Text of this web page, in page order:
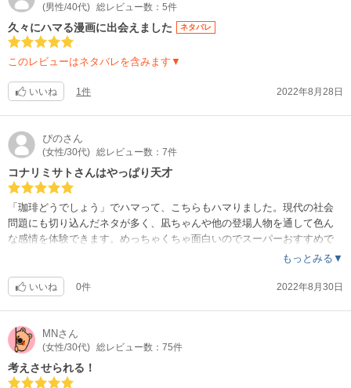
(男性/40代) 総レビュー数：5件
久々にハマる漫画に出会えました ネタバレ
このレビューはネタバレを含みます▼
いいね 1件 2022年8月28日
ぴのさん
(女性/30代) 総レビュー数：7件
コナリミサトさんはやっぱり天才
「珈琲どうでしょう」でハマって、こちらもハマりました。現代の社会
問題にも切り込んだネタが多く、凪ちゃんや他の登場人物を通して色ん
な感情を体験できます。めっちゃくちゃ面白いのでスーパーおすすめで
もっとみる▼
いいね 0件 2022年8月30日
MNさん
(女性/30代) 総レビュー数：75件
考えさせられる！